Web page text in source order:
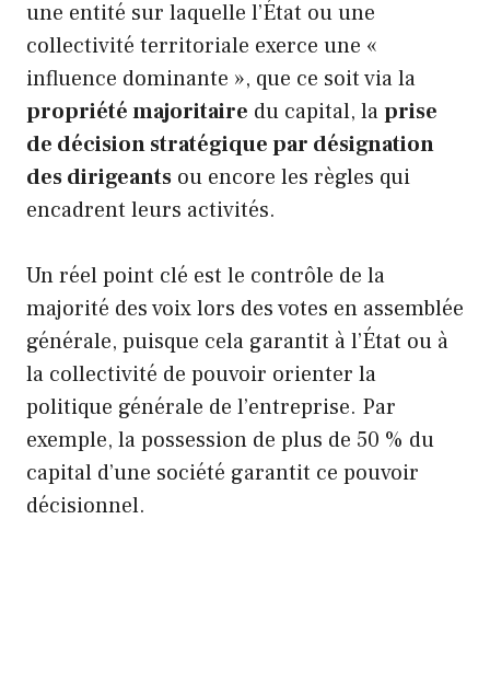
une entité sur laquelle l’État ou une
collectivité territoriale exerce une «
influence dominante », que ce soit via la
propriété majoritaire du capital, laprise
de décision stratégique par désignation
des dirigeants ou encore les règles qui
encadrent leurs activités.
Un réel point clé est le contrôle de la
majorité des voix lors des votes en assemblée
générale, puisque cela garantit à l’État ou à
la collectivité de pouvoir orienter la
politique générale de l’entreprise. Par
exemple, la possession de plus de 50 % du
capital d’une société garantit ce pouvoir
décisionnel.